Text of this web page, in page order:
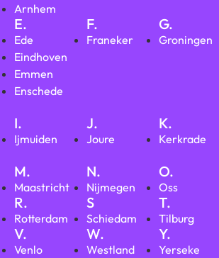
Arnhem
E.
Ede
Eindhoven
Emmen
Enschede
F.
Franeker
G.
Groningen
I.
Ijmuiden
J.
Joure
K.
Kerkrade
M.
Maastricht
N.
Nijmegen
O.
Oss
R.
Rotterdam
S
Schiedam
T.
Tilburg
V.
Venlo
W.
Westland
Y.
Yerseke